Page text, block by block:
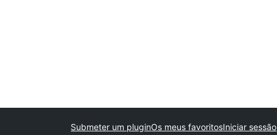
Submeter um pluginOs meus favoritosIniciar sessão